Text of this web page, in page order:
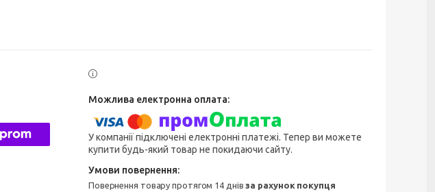
У компанії підключені електронні платежі. Тепер ви можете
купити будь-який товар не покидаючи сайту.
повернення товару протягом 14 днівза рахунок покупця